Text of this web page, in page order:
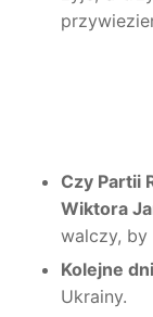
Czy Partii
Wiktora
walczy, by
Kolejne
Ukrainy.